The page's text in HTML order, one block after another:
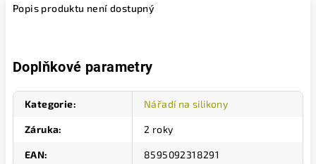
Popis produktu není dostupný
Doplňkové parametry
Kategorie: Nářadí na silikony
Záruka: 2 roky
EAN: 8595092318291